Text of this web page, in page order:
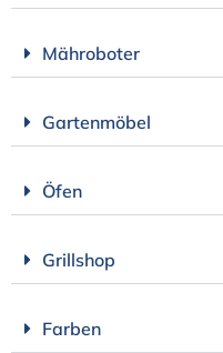
Mähroboter
Gartenmöbel
Öfen
Grillshop
Farben